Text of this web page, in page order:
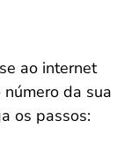
ao internet
da sua
os passos: